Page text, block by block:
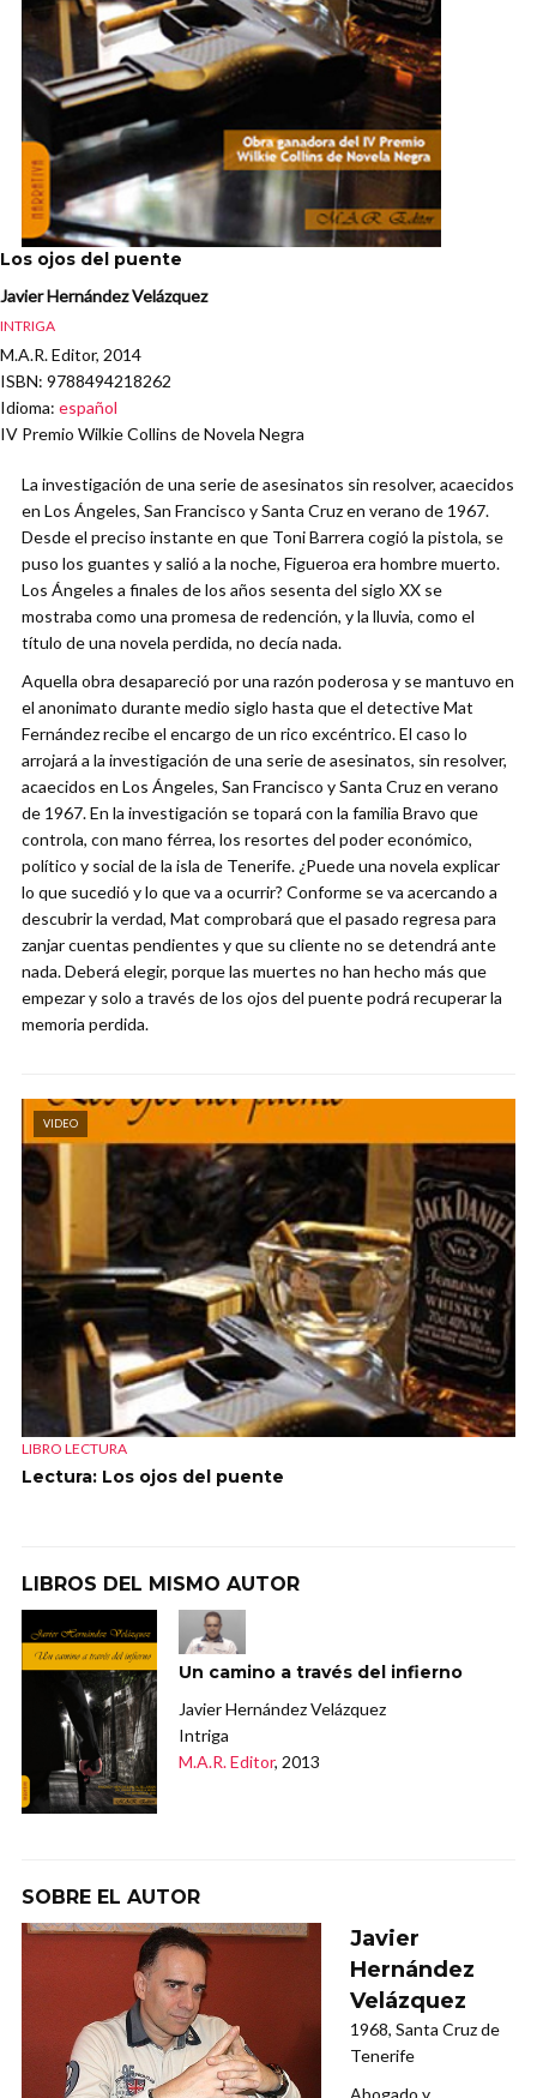
Los ojos del puente
Javier Hernández Velázquez
INTRIGA
M.A.R. Editor, 2014
ISBN: 9788494218262
Idioma: español
IV Premio Wilkie Collins de Novela Negra
La investigación de una serie de asesinatos sin resolver, acaecidos
en Los Ángeles, San Francisco y Santa Cruz en verano de 1967.
Desde el preciso instante en que Toni Barrera cogió la pistola, se
puso los guantes y salió a la noche, Figueroa era hombre muerto.
Los Ángeles a finales de los años sesenta del siglo XX se
mostraba como una promesa de redención, y la lluvia, como el
título de una novela perdida, no decía nada.
Aquella obra desapareció por una razón poderosa y se mantuvo en
el anonimato durante medio siglo hasta que el detective Mat
Fernández recibe el encargo de un rico excéntrico. El caso lo
arrojará a la investigación de una serie de asesinatos, sin resolver,
acaecidos en Los Ángeles, San Francisco y Santa Cruz en verano
de 1967. En la investigación se topará con la familia Bravo que
controla, con mano férrea, los resortes del poder económico,
político y social de la isla de Tenerife. ¿Puede una novela explicar
lo que sucedió y lo que va a ocurrir? Conforme se va acercando a
descubrir la verdad, Mat comprobará que el pasado regresa para
zanjar cuentas pendientes y que su cliente no se detendrá ante
nada. Deberá elegir, porque las muertes no han hecho más que
empezar y solo a través de los ojos del puente podrá recuperar la
memoria perdida.
VIDEO
LIBRO LECTURA
Lectura: Los ojos del puente
LIBROS DEL MISMO AUTOR
Un camino a través del infierno
Javier Hernández Velázquez
Intriga
M.A.R. Editor, 2013
SOBRE EL AUTOR
Javier
Hernández
Velázquez
1968, Santa Cruz de
Tenerife
Abogado y